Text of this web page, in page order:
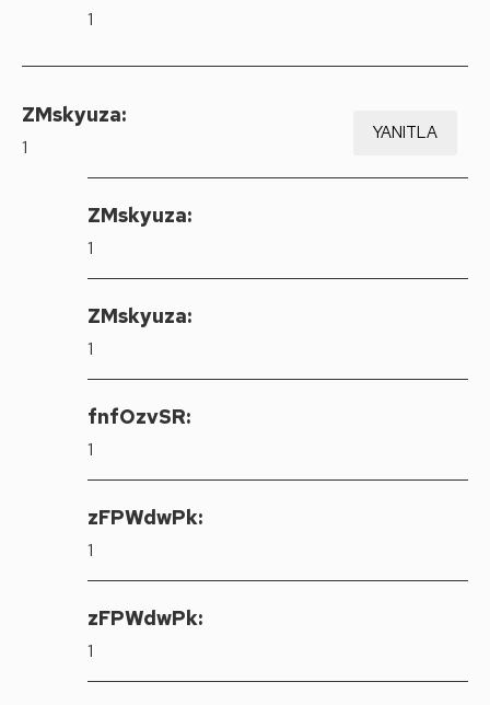
1
ZMskyuza:
YANITLA
1
ZMskyuza:
1
ZMskyuza:
1
fnfOzvSR:
1
zFPWdwPk:
1
zFPWdwPk:
1